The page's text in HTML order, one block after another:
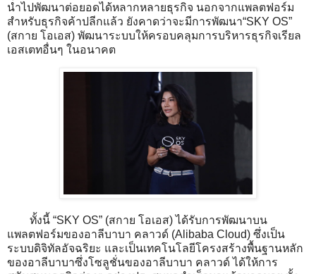
นำไปพัฒนาต่อยอดได้หลากหลายธุรกิจ นอกจากแพลตฟอร์ม
สำหรับธุรกิจค้าปลีกแล้ว ยังคาดว่าจะมีการพัฒนา“SKY OS”
(สกาย โอเอส) พัฒนาระบบให้ครอบคลุมการบริหารธุรกิจเรียล
เอสเตทอื่นๆ ในอนาคต
ทั้งนี้ “SKY OS” (สกาย โอเอส) ได้รับการพัฒนาบน
แพลตฟอร์มของอาลีบาบา คลาวด์ (Alibaba Cloud) ซึ่งเป็น
ระบบดิจิทัลอัจฉริยะ และเป็นเทคโนโลยีโครงสร้างพื้นฐานหลัก
ของอาลีบาบาซึ่งโซลูชั่นของอาลีบาบา คลาวด์ ได้ให้การ